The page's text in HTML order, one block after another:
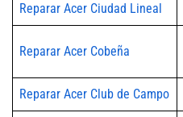
Reparar Acer Ciudad Lineal
Reparar Acer Cobeña
Reparar Acer Club de Campo